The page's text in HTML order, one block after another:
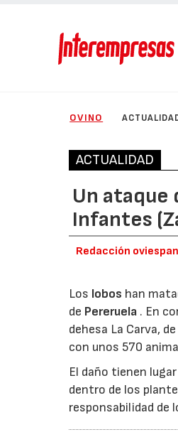
OVINO
ACTUALIDAD
Un ataque
Infantes
Redacción
Los lobos han
de Pereruela . En
dehesa La Carva, de
con unos 570
El daño tienen
dentro de los
responsabilidad de